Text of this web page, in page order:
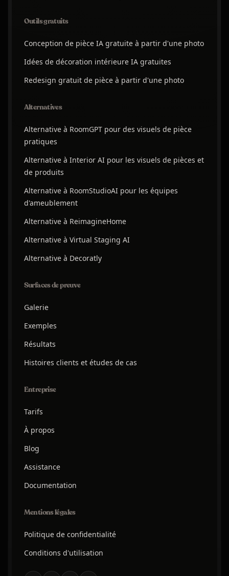
Outils gratuits
Conception de pièce IA gratuite à partir d'une photo
Idées de décoration intérieure IA gratuites
Redesign gratuit de pièce à partir d'une photo
Alternatives
Alternative à RoomGPT pour des visuels de pièce
pratiques
Alternative à Interior AI pour les visuels de pièces et
de produits
Alternative à RoomStudioAI pour les équipes
d'ameublement
Alternative à ReimagineHome
Alternative à Virtual Staging AI
Alternative à Decoratly
Surfaces de preuve
Galerie
Exemples
Résultats
Histoires clients et études de cas
Entreprise
Tarifs
À propos
Blog
Assistance
Documentation
Mentions légales
Politique de confidentialité
Conditions d'utilisation